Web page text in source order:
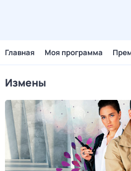
Главная Моя программа
Измены